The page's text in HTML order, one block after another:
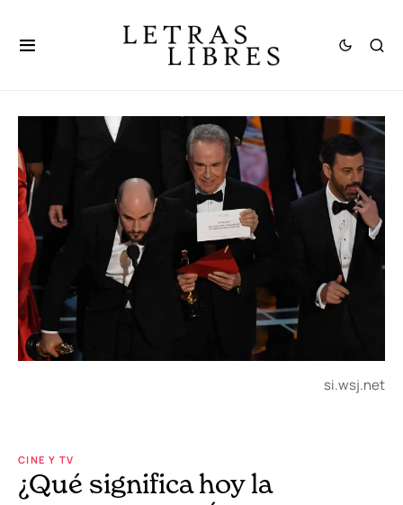
si.wsj.net
CINE Y TV
¿Qué significa hoy la